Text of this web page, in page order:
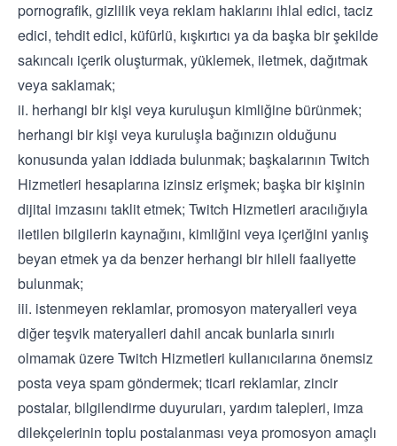
pornografik, gizlilik veya reklam haklarını ihlal edici, taciz
edici, tehdit edici, küfürlü, kışkırtıcı ya da başka bir şekilde
sakıncalı içerik oluşturmak, yüklemek, iletmek, dağıtmak
veya saklamak;
ii. herhangi bir kişi veya kuruluşun kimliğine bürünmek;
herhangi bir kişi veya kuruluşla bağınızın olduğunu
konusunda yalan iddiada bulunmak; başkalarının Twitch
Hizmetleri hesaplarına izinsiz erişmek; başka bir kişinin
dijital imzasını taklit etmek; Twitch Hizmetleri aracılığıyla
iletilen bilgilerin kaynağını, kimliğini veya içeriğini yanlış
beyan etmek ya da benzer herhangi bir hileli faaliyette
bulunmak;
iii. istenmeyen reklamlar, promosyon materyalleri veya
diğer teşvik materyalleri dahil ancak bunlarla sınırlı
olmamak üzere Twitch Hizmetleri kullanıcılarına önemsiz
posta veya spam göndermek; ticari reklamlar, zincir
postalar, bilgilendirme duyuruları, yardım talepleri, imza
dilekçelerinin toplu postalanması veya promosyon amaçlı